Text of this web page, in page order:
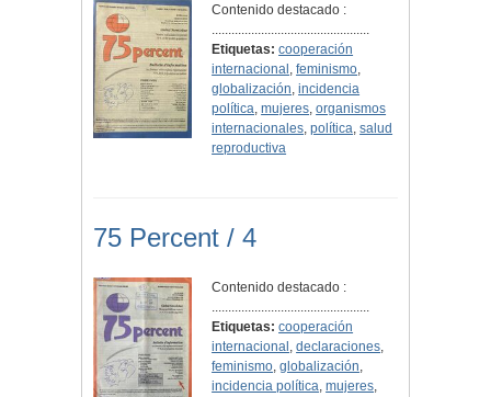
Contenido destacado :
................................................
Etiquetas: cooperación
internacional ,feminismo,
globalización,incidencia
política,mujeres,organismos
internacionales,política,salud
reproductiva
75 Percent / 4
Contenido destacado :
................................................
Etiquetas: cooperación
internacional ,declaraciones,
feminismo,globalización,
incidencia política,mujeres,